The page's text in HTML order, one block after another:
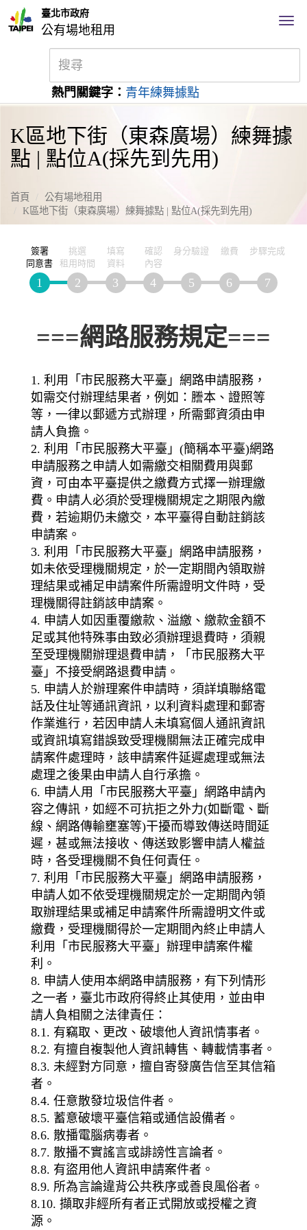
臺北市政府
公有場地租用
熱門關鍵字： 青年練舞據點
K區地下街（東森廣場）練舞據
點 | 點位A(採先到先用)
首頁
公有場地租用
K區地下街（東森廣場）練舞據點 | 點位A(採先到先用)
簽署
同意書
挑選
租用時間
填寫
資料
確認
內容
身分驗證 繳費 步驟完成
===網路服務規定===
1. 利用「市民服務大平臺」網路申請服務，
如需交付辦理結果者，例如：謄本、證照等
等，一律以郵遞方式辦理，所需郵資須由申
請人負擔。
2. 利用「市民服務大平臺」(簡稱本平臺)網路
申請服務之申請人如需繳交相關費用與郵
資，可由本平臺提供之繳費方式擇一辦理繳
費。申請人必須於受理機關規定之期限內繳
費，若逾期仍未繳交，本平臺得自動註銷該
申請案。
3. 利用「市民服務大平臺」網路申請服務，
如未依受理機關規定，於一定期間內領取辦
理結果或補足申請案件所需證明文件時，受
理機關得註銷該申請案。
4. 申請人如因重覆繳款、溢繳、繳款金額不
足或其他特殊事由致必須辦理退費時，須親
至受理機關辦理退費申請，「市民服務大平
臺」不接受網路退費申請。
5. 申請人於辦理案件申請時，須詳填聯絡電
話及住址等通訊資訊，以利資料處理和郵寄
作業進行，若因申請人未填寫個人通訊資訊
或資訊填寫錯誤致受理機關無法正確完成申
請案件處理時，該申請案件延遲處理或無法
處理之後果由申請人自行承擔。
6. 申請人用「市民服務大平臺」網路申請內
容之傳訊，如經不可抗拒之外力(如斷電、斷
線、網路傳輸壅塞等)干擾而導致傳送時間延
遲，甚或無法接收、傳送致影響申請人權益
時，各受理機關不負任何責任。
7. 利用「市民服務大平臺」網路申請服務，
申請人如不依受理機關規定於一定期間內領
取辦理結果或補足申請案件所需證明文件或
繳費，受理機關得於一定期間內終止申請人
利用「市民服務大平臺」辦理申請案件權
利。
8. 申請人使用本網路申請服務，有下列情形
之一者，臺北市政府得終止其使用，並由申
請人負相關之法律責任：
8.1. 有竊取、更改、破壞他人資訊情事者。
8.2. 有擅自複製他人資訊轉售、轉載情事者。
8.3. 未經對方同意，擅自寄發廣告信至其信箱
者。
8.4. 任意散發垃圾信件者。
8.5. 蓄意破壞平臺信箱或通信設備者。
8.6. 散播電腦病毒者。
8.7. 散播不實謠言或誹謗性言論者。
8.8. 有盜用他人資訊申請案件者。
8.9. 所為言論違背公共秩序或善良風俗者。
8.10. 擷取非經所有者正式開放或授權之資
源。